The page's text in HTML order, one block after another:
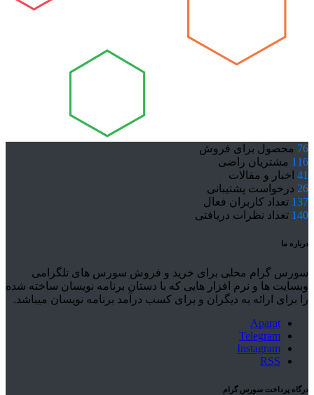
76 محصول برای فروش
116 مشتریان راضی
41 اخبار و مقالات
26 درخواست پشتیبانی
137 تعداد کاربران فعال
140 تعداد نظرات دریافتی
درباره ما
سورس گرام محلی برای خرید و فروش سورس های تلگرامی
وبسایت ها و نرم افزار هایی که با دستان برنامه نویسان ساخته شده
را برای ارائه به دیگران و برای کسب درآمد برنامه نویسان میباشد.
Aparat
Telegram
Instagram
RSS
درگاه پرداخت سورس گرام